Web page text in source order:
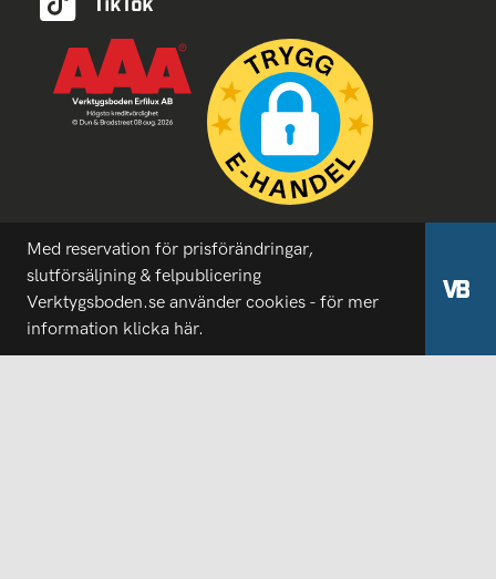
Med reservation för prisförändringar,
slutförsäljning & felpublicering
Verktygsboden.se använder cookies - för mer
information klicka här.